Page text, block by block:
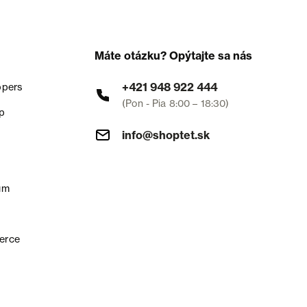
Máte otázku? Opýtajte sa nás
+421 948 922 444
(Pon - Pia 8:00 – 18:30)
info@shoptet.sk